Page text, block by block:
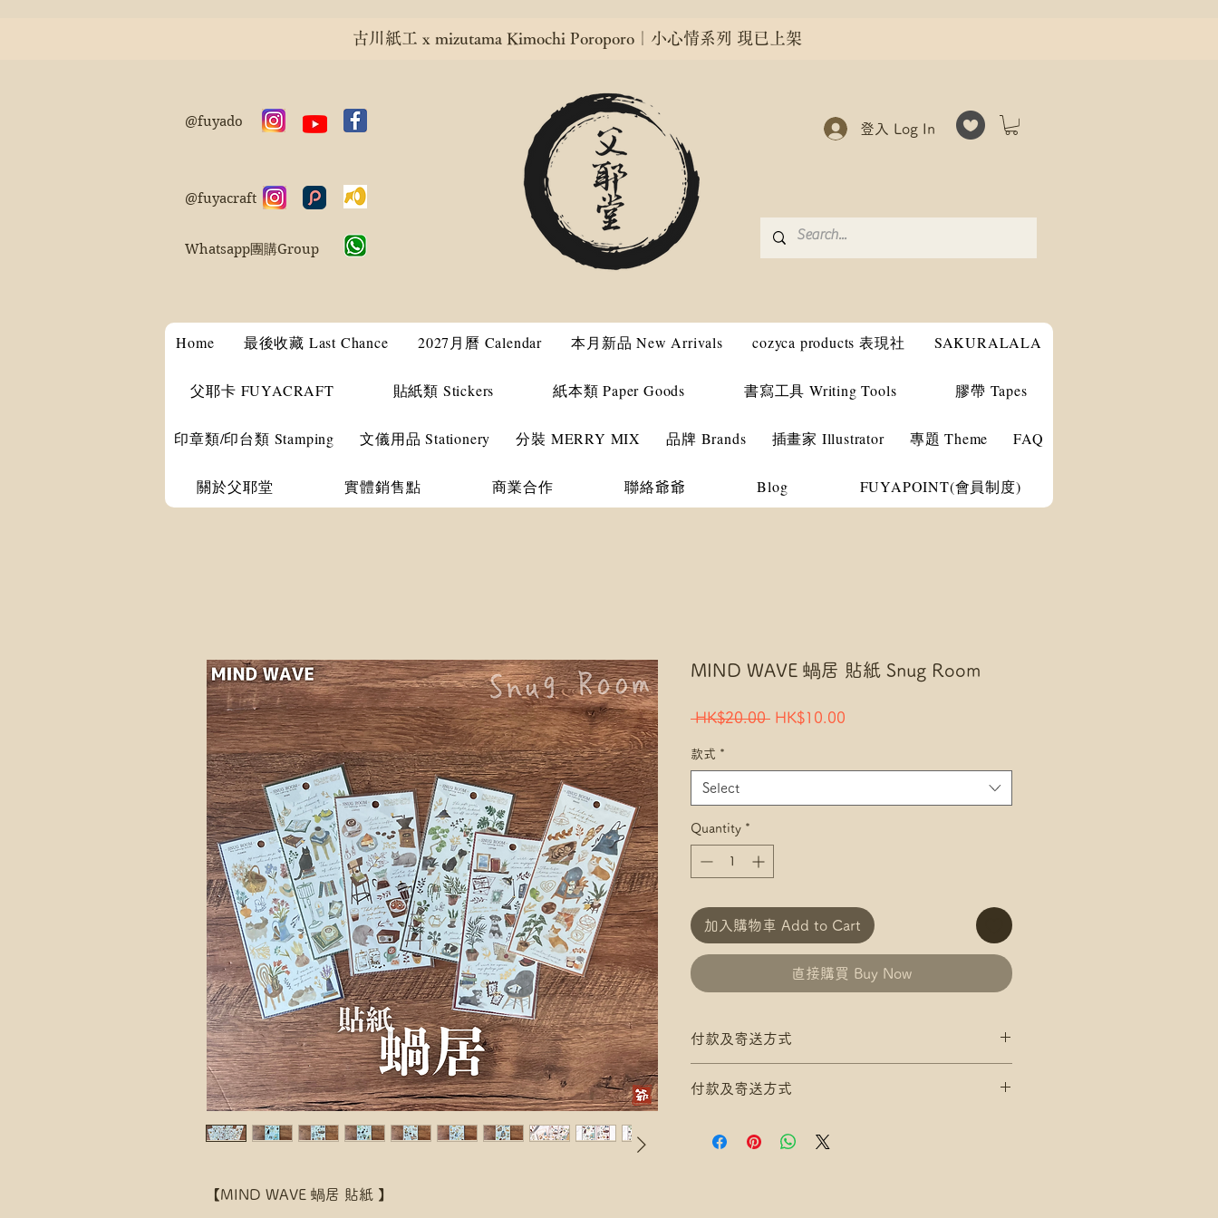
古川紙工 x mizutama Kimochi Poroporo｜小心情系列 現已上架
@fuyado
@fuyacraft
Whatsapp團購Group
登入 Log In
Home 最後收藏 Last Chance 2027月曆 Calendar 本月新品 New Arrivals cozyca products 表現社 SAKURALALA
父耶卡 FUYACRAFT 貼紙類 Stickers 紙本類 Paper Goods 書寫工具 Writing Tools 膠帶 Tapes
印章類/印台類 Stamping 文儀用品 Stationery 分裝 MERRY MIX 品牌 Brands 插畫家 Illustrator 專題 Theme FAQ
關於父耶堂 實體銷售點 商業合作 聯絡爺爺 Blog FUYAPOINT(會員制度)
【MIND WAVE 蝸居 貼紙 】
MIND WAVE 蝸居 貼紙 Snug Room
HK$20.00 Regular
HK$10.00
款式 *
Select
Quantity *
加入購物車 Add to Cart
直接購買 Buy Now
付款及寄送方式
滿$300 免 香港郵政 易寄取 運費
/ 尚德郵政局)
付款及寄送方式
滿$300 免 香港郵政 易寄取 運費